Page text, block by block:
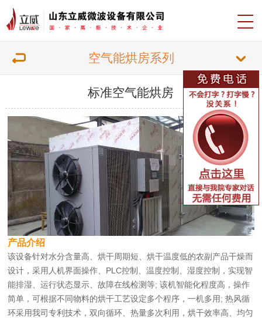
空气能烘房系列
标准空气能烘房
产品介绍
该设备针对水分含量高、烘干周期短、烘干温度低的农副产品干燥而
设计，采用人机界面操作、PLC控制、温度控制、湿度控制，实现智
能排湿、运行状态显示、故障在线检测等; 该机智能化程度高，操作
简单，可根据不同物料的烘干工艺设定多个程序，一机多用; 热风循
环采用我司专利技术，双向循环、热量多次利用，烘干效率高、均匀